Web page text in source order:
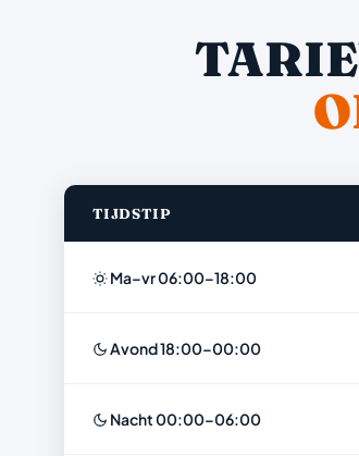
TIJDSTIP
Ma–vr 06:00–18:00
Avond 18:00–00:00
Nacht 00:00–06:00